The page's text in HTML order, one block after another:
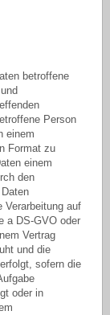
betroffene
Person
einem
Format zu
einem
den
Verarbeitung auf
a DS-GVO oder
Vertrag
und die
sofern die
oder in